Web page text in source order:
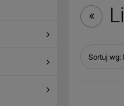
Sortuj wg: